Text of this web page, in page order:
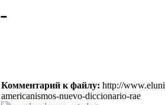
-
Комментарий к файлу: http://
americanismos-nuevo-diccionario-rae